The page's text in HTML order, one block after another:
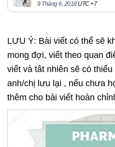
9 Tháng 6, 2018UTC +7
LƯU Ý: Bài viết có thể sẽ
mong đợi, viết theo quan
viết và tât nhiên sẽ có
anh/chị lưu lại , nếu chưa
thêm cho bài viết hoàn